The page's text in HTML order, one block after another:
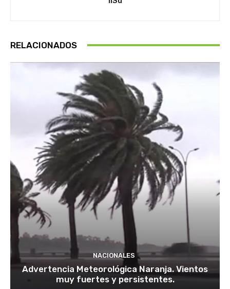
RELACIONADOS
NACIONALES
Advertencia Meteorológica Naranja. Vientos
muy fuertes y persistentes.